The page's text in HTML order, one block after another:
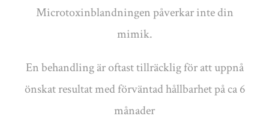
Microtoxinblandningen påverkar inte din
mimik.
En behandling är oftast tillräcklig för att uppnå
önskat resultat med förväntad hållbarhet på ca 6
månader